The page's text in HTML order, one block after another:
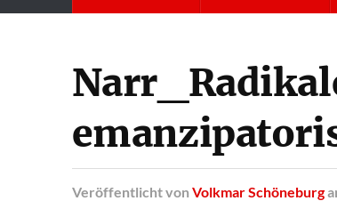
Veröffentlichtvon Volkmar Schöneburg